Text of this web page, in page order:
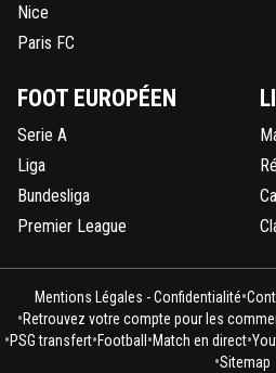
Nice
Paris FC
FOOT EUROPÉEN
Serie A
Liga
Bundesliga
Premier League
Mentions Légales - Confidentialité•
•Retrouvez votre compte pour les
•PSG transfert•Football •Match en direct•
•Sitemap